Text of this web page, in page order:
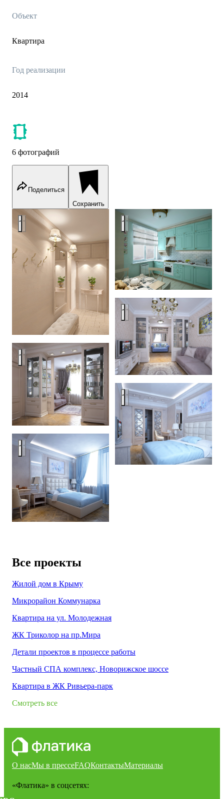
Объект
Квартира
Год реализации
2014
6 фотографий
Поделиться
Сохранить
Ryazanskij project Ryazanskij project
Ryazanskij project
Ryazanskij project
Ryazanskij project
Ryazanskij project
Все проекты
Жилой дом в Крыму
Микрорайон Коммунарка
Квартира на ул. Молодежная
ЖК Триколор на пр.Мира
Детали проектов в процессе работы
Частный СПА комплекс, Новорижское шоссе
Квартира в ЖК Ривьера-парк
Смотреть все
О насМы в прессеFAQКонтактыМатериалы
«Флатика» в соцсетях: